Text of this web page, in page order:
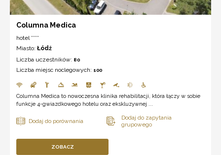
Columna Medica
hotel ****
Miasto: Łódź
Liczba uczestników: 80
Liczba miejsc noclegowych: 100
Columna Medica to nowoczesna klinika rehabilitacji, która łączy w sobie
funkcje 4-gwiazdkowego hotelu oraz ekskluzywnej ...
ZOBACZ